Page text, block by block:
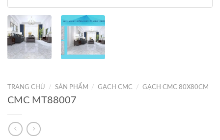
TRANG CHỦ / SẢN PHẨM / GẠCH CMC / GẠCH CMC 80X80CM
CMC MT88007